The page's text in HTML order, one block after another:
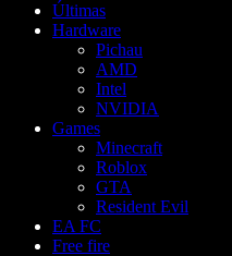
Últimas
Hardware
Pichau
AMD
Intel
NVIDIA
Games
Minecraft
Roblox
GTA
Resident Evil
EA FC
Free fire